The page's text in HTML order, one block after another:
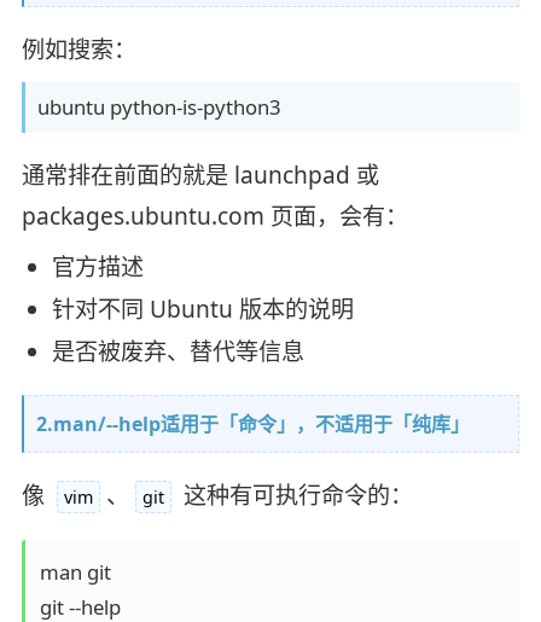
例如搜索：
ubuntu python-is-python3
通常排在前面的就是 launchpad 或
packages.ubuntu.com 页面，会有：
官方描述
针对不同 Ubuntu 版本的说明
是否被废弃、替代等信息
2.man/--help适用于「命令」，不适用于「纯库」
像 vim 、 git 这种有可执行命令的：
man git
git --help